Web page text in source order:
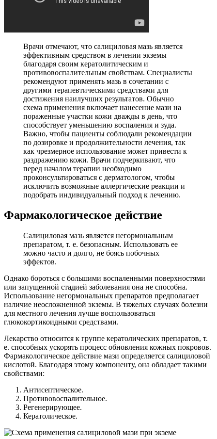
Врачи отмечают, что салициловая мазь является
эффективным средством в лечении экземы
благодаря своим кератолитическим и
противовоспалительным свойствам. Специалисты
рекомендуют применять мазь в сочетании с
другими терапевтическими средствами для
достижения наилучших результатов. Обычно
схема применения включает нанесение мази на
пораженные участки кожи дважды в день, что
способствует уменьшению воспаления и зуда.
Важно, чтобы пациенты соблюдали рекомендации
по дозировке и продолжительности лечения, так
как чрезмерное использование может привести к
раздражению кожи. Врачи подчеркивают, что
перед началом терапии необходимо
проконсультироваться с дерматологом, чтобы
исключить возможные аллергические реакции и
подобрать индивидуальный подход к лечению.
Фармакологическое действие
Салициловая мазь является негормональным
препаратом, т. е. безопасным. Использовать ее
можно часто и долго, не боясь побочных
эффектов.
Однако бороться с большими воспаленными поверхностями
или запущенной стадией заболевания она не способна.
Использование негормональных препаратов предполагает
наличие неосложненной экземы. В тяжелых случаях болезни
для местного лечения лучше воспользоваться
глюкокортикоидными средствами.
Лекарство относится к группе кератолических препаратов, т.
е. способных ускорять процесс обновления кожных покровов.
Фармакологическое действие мази определяется салициловой
кислотой. Благодаря этому компоненту, она обладает такими
свойствами:
Антисептическое.
Противовоспалительное.
Регенерирующее.
Кератолическое.